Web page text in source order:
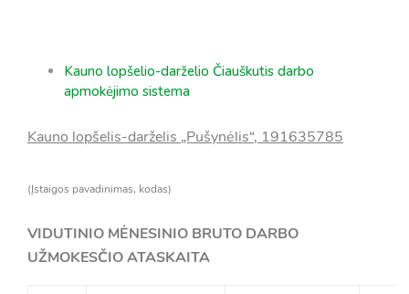
Kauno lopšelio-darželio Čiauškutis darbo
apmokėjimo sistema
Kauno lopšelis-darželis „Pušynėlis“, 191635785
(Įstaigos pavadinimas, kodas)
VIDUTINIO MĖNESINIO BRUTO DARBO
UŽMOKESČIO ATASKAITA